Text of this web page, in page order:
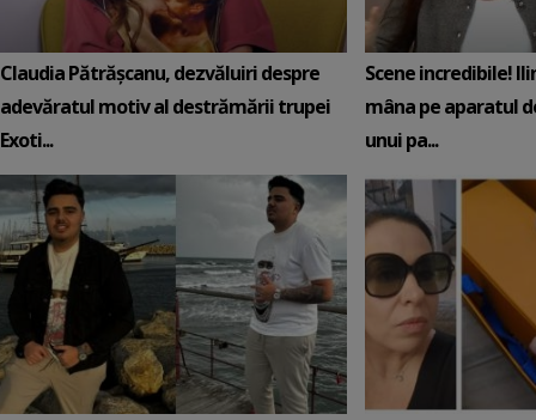
Claudia Pătrășcanu, dezvăluiri despre
adevăratul motiv al destrămării trupei
Exoti...
Scene incredibile!
mâna pe aparatul
unui pa...